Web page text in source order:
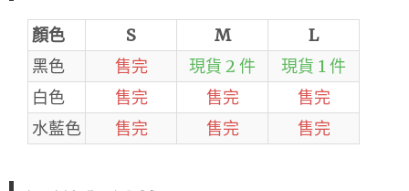
顏色 S M
L
黑色
售完 現貨 2 件
現貨 1 件
白色
售完 售完
售完
水藍色
售完 售完 售完